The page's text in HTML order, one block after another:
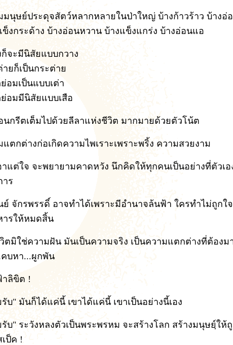
มนุษย์ประดุจสัตว์หลากหลายในป่าใหญ่ บ้างก้าวร้าว บ้างอ่
ข็งกระด้าง บ้างอ่อนหวาน บ้างแข็งแกร่ง บ้างอ่อนแอ
ก็จะมีนิสัยแบบกวาง
ายก็เป็นกระต่าย
ย่อมเป็นแบบเต่า
ย่อมมีนิสัยแบบเสือ
นกรีตเต็มไปด้วยลีลาแห่งชีวิต มากมายด้วยตัวโน้ต
แตกต่างก่อเกิดความไพเราะเพราะพริ้ง ความสวยงาม
าแต่ใจ จะพยายามคาดหวัง นึกคิดให้ทุกคนเป็นอย่างที่ตัวเอ
าร
ย์ จักรพรรดิ์ อาจทำได้เพราะมีอำนาจล้นฟ้า ใครทำไม่ถูกใ
ารให้หมดสิ้น
ตมิใช่ความฝัน มันเป็นความจริง เป็นความแตกต่างที่ต้องม
บหา...ผูกพัน
าลิขิต !
บ" มันก็ได้แค่นี้ เขาได้แค่นี้ เขาเป็นอย่างนี้เอง
บ" ระวังหลงตัวเป็นพระพรหม จะสร้างโลก สร้างมนุษยฺ์ให้
ป็ค !